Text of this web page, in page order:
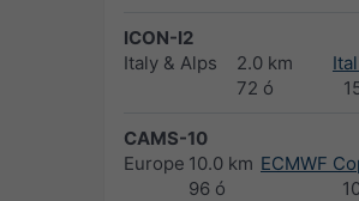
ICON-I2
Italy & Alps
2.0 km
72 ó
CAMS-10
Europe 10.0 km
96 ó
ECMWF